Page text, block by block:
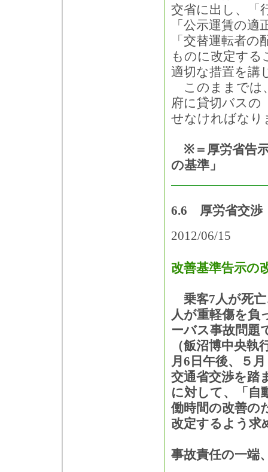
交省に出し、「
「公示運賃の
「交替運転者
ものに改定す
適切な措置を講
このままでは
府に貸切バスの
せなければなり
※＝厚労省告
の基準」
6.6 厚労省交渉
2012/06/15
改善基準告示の
乗客7人が死亡
人が重軽傷を負
ーバス事故問題
（飯沼博中央執
月6日午後、５
交通省交渉を踏
に対して、「自
働時間の改善の
改定するよう求
事故責任の一端